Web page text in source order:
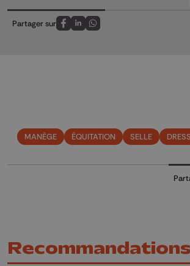
Partager sur
Partagez sur FaceBook
Partagez sur LinkedIn
Partagez sur Whatsapp
MANÈGE ÉQUITATION SELLE
Recommandations